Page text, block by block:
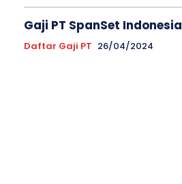
Gaji PT SpanSet Indonesia
Daftar Gaji PT 26/04/2024